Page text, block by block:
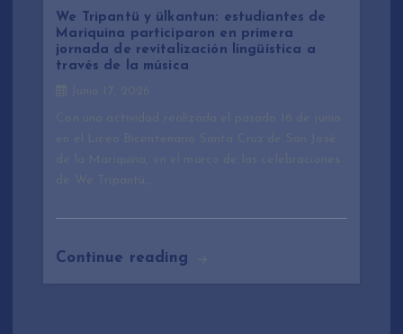
We Tripantü y ülkantun: estudiantes de
Mariquina participaron en primera
jornada de revitalización lingüística a
través de la música
Continue reading